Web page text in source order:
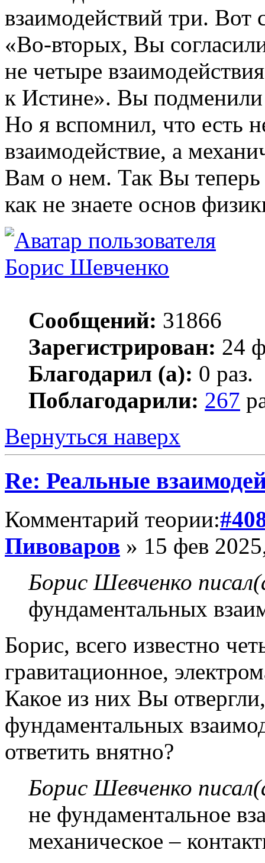
взаимодействий три.
«Во-вторых, Вы
не четыре
к Истине». Вы подменили
Но я вспомнил, что есть
взаимодействие, а
Вам о нем. Так Вы теперь
как не знаете основ
Борис Шевченко
Сообщений: 31866
Зарегистрирован: 24
Благодарил (а): 0 раз.
Поблагодарили: 267
Вернуться наверх
Re: Реальные
Комментарий теории:
Пивоваров » 15 фев
Борис Шевченко
фундаментальных
Борис, всего известно
гравитационное,
Какое из них Вы
фундаментальных
ответить внятно?
Борис Шевченко
не фундаментальное
механическое –